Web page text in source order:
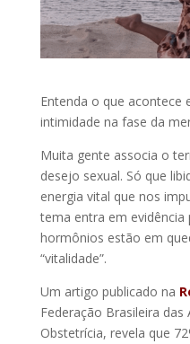
Entenda o que acontece
intimidade na fase da
Muita gente associa o
desejo sexual. Só que
energia vital que nos
tema entra em evidência
hormônios estão em
“vitalidade”.
Um artigo publicado na
Federação Brasileira das
Obstetrícia, revela que